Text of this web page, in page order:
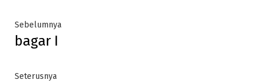
Post
navigation
SebelumnyaPrevious
bagar I
SeterusnyaNext